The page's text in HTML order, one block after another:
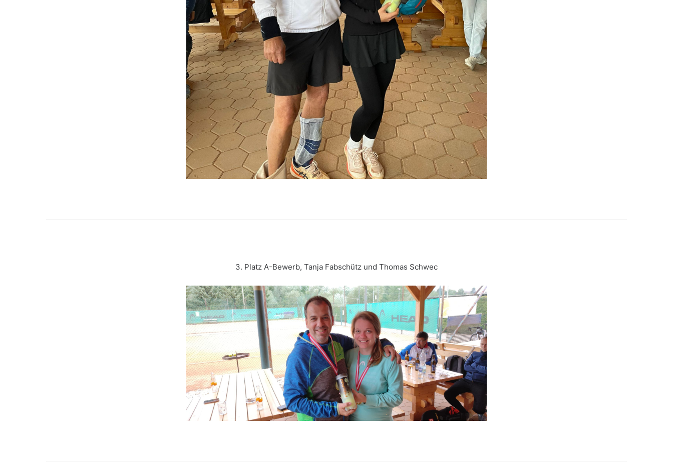
3. Platz A-Bewerb, Tanja Fabschütz und Thomas Schwec